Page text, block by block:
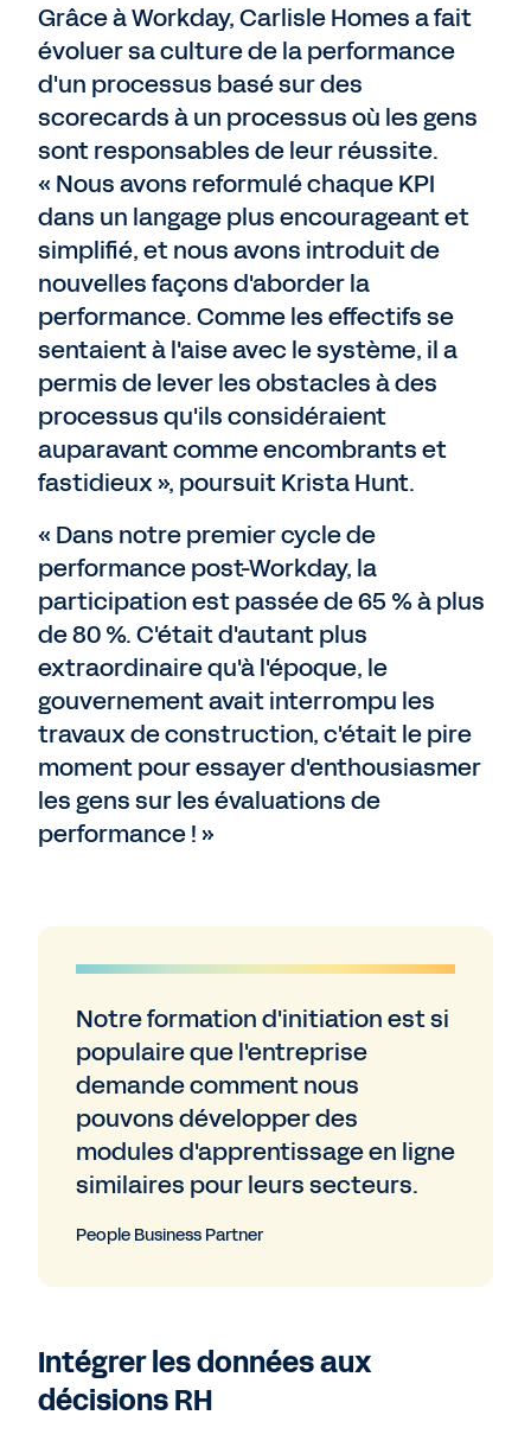
Grâce à Workday, Carlisle Homes a fait
évoluer sa culture de la performance
d'un processus basé sur des
scorecards à un processus où les gens
sont responsables de leur réussite.
« Nous avons reformulé chaque KPI
dans un langage plus encourageant et
simplifié, et nous avons introduit de
nouvelles façons d'aborder la
performance. Comme les effectifs se
sentaient à l'aise avec le système, il a
permis de lever les obstacles à des
processus qu'ils considéraient
auparavant comme encombrants et
fastidieux », poursuit Krista Hunt.
« Dans notre premier cycle de
performance post-Workday, la
participation est passée de 65 % à plus
de 80 %. C'était d'autant plus
extraordinaire qu'à l'époque, le
gouvernement avait interrompu les
travaux de construction, c'était le pire
moment pour essayer d'enthousiasmer
les gens sur les évaluations de
performance ! »
Notre formation d'initiation est si
populaire que l'entreprise
demande comment nous
pouvons développer des
modules d'apprentissage en ligne
similaires pour leurs secteurs.
People Business Partner
Intégrer les données aux
décisions RH